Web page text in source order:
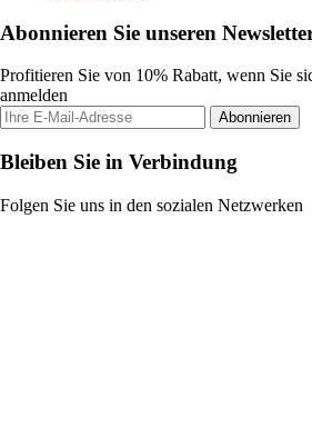
Abonnieren Sie unseren
Profitieren Sie von 10% Rabatt, wenn Sie
anmelden
Abonnieren
Bleiben Sie in Verbindung
Folgen Sie uns in den sozialen Netzwerken